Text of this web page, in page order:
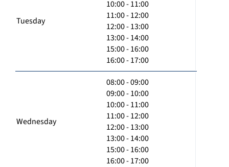
Tuesday
10:00 - 11:00
11:00 - 12:00
12:00 - 13:00
13:00 - 14:00
15:00 - 16:00
16:00 - 17:00
Wednesday
08:00 - 09:00
09:00 - 10:00
10:00 - 11:00
11:00 - 12:00
12:00 - 13:00
13:00 - 14:00
15:00 - 16:00
16:00 - 17:00